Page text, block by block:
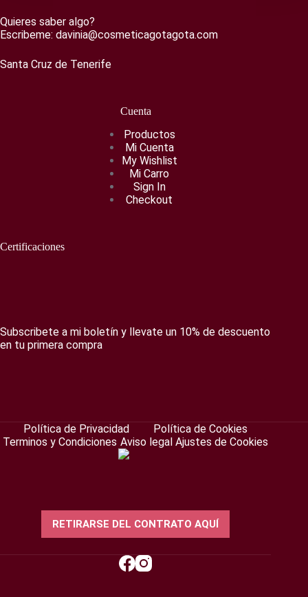
página
Quieres saber algo?
Escribeme: davinia@cosmeticagotagota.com
Santa Cruz de Tenerife
Cuenta
Productos
Mi Cuenta
My Wishlist
Mi Carro
Sign In
Checkout
Certificaciones
Subscribete a mi boletín y llevate un 10% de descuento
en tu primera compra
Política de Privacidad
Política de Cookies
Terminos y Condiciones Aviso legal Ajustes de Cookies
RETIRARSE DEL CONTRATO AQUÍ